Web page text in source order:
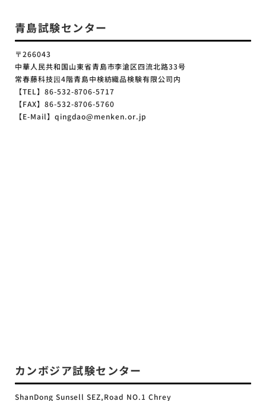
青島試験センター
〒266043
中華人民共和国山東省青島市李滄区四流北路33号
常春藤科技园4階青島中検紡織品検験有限公司内
【TEL】86-532-8706-5717
【FAX】86-532-8706-5760
【E-Mail】qingdao@menken.or.jp
カンボジア試験センター
ShanDong Sunsell SEZ,Road NO.1 Chrey